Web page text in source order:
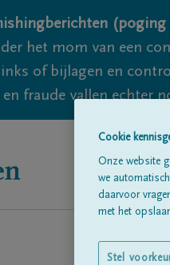
het mom van een
of bijlagen en
fraude vallen echter
Cookie
Onze website
we
daarvoor
met het
Stel